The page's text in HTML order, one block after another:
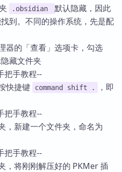
.obsidian
默认隐藏，因此
到。不同的操作系统，先是配
器的「查看」选项卡，勾选
藏文件夹
快捷键 command shift .
，即
，新建一个文件夹，命名为
，将刚刚解压好的 PKMer 插